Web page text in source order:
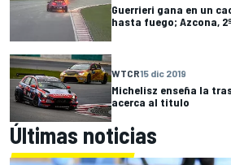
Guerrieri gana en un
hasta fuego; Azcona, 2º
WTCR15 dic 2019
Michelisz enseña la
acerca al titulo
Últimas noticias